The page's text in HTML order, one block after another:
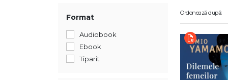
Format
Audiobook
Ebook
Tiparit
Ordonează după: